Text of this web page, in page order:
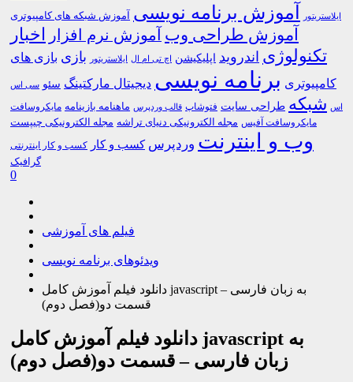
ایلاستریتور آموزش برنامه نویسی آموزش شبکه های کامپیوتری
آموزش طراحی وب آموزش نرم افزار اخبار
تکنولوژی اندروید اپلیکیشن اچ تی ام ال ایلاستریتور بازی بازی های
کامپیوتری برنامه نویسی دیجیتال مارکتینگ سئو سی اس
اس شبکه طراحی سایت فتوشاپ قالب وردپرس ماهنامه بازینامه مایکروسافت
مایکروسافت آفیس مجله الکترونیکی دنیای تراشه مجله الکترونیکی چیپست
وب و اینترنت وردپرس کسب و کار کسب و کار اینترنتی
گرافیک
0
فیلم های آموزشی
ویدئوهای برنامه نویسی
دانلود فیلم آموزش کامل javascript به زبان فارسی –
قسمت دو(فصل دوم)
دانلود فیلم آموزش کامل javascript به
زبان فارسی – قسمت دو(فصل دوم)